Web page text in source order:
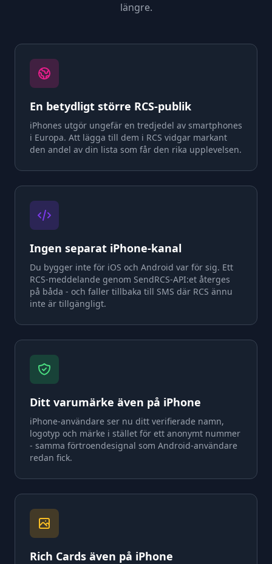
längre.
En betydligt större RCS-publik
iPhones utgör ungefär en tredjedel av smartphones
i Europa. Att lägga till dem i RCS vidgar markant
den andel av din lista som får den rika upplevelsen.
Ingen separat iPhone-kanal
Du bygger inte för iOS och Android var för sig. Ett
RCS-meddelande genom SendRCS-API:et återges
på båda - och faller tillbaka till SMS där RCS ännu
inte är tillgängligt.
Ditt varumärke även på iPhone
iPhone-användare ser nu ditt verifierade namn,
logotyp och märke i stället för ett anonymt nummer
- samma förtroendesignal som Android-användare
redan fick.
Rich Cards även på iPhone